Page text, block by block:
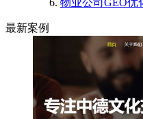
物业公司GEO优
最新案例